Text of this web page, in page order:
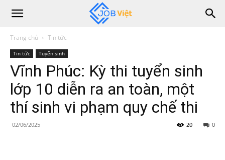
Trang chủ Tin tức
Tin tức Tuyển sinh
Vĩnh Phúc: Kỳ thi tuyển sinh
lớp 10 diễn ra an toàn, một
thí sinh vi phạm quy chế thi
02/06/2025 0
20